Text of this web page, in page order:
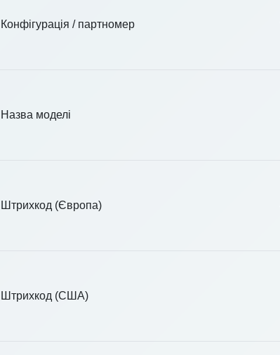
Конфігурація / партномер
Назва моделі
Штрихкод (Європа)
Штрихкод (США)